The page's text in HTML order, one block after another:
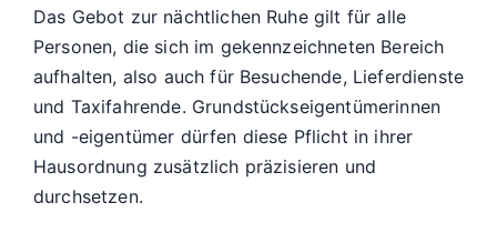
Das Gebot zur nächtlichen Ruhe gilt für alle
Personen, die sich im gekennzeichneten Bereich
aufhalten, also auch für Besuchende, Lieferdienste
und Taxifahrende. Grundstückseigentümerinnen
und -eigentümer dürfen diese Pflicht in ihrer
Hausordnung zusätzlich präzisieren und
durchsetzen.